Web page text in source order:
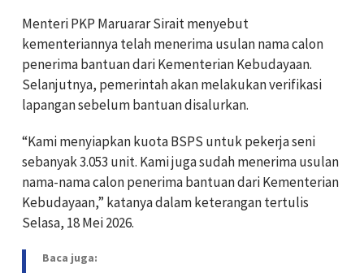
Menteri PKP Maruarar Sirait menyebut
kementeriannya telah menerima usulan nama calon
penerima bantuan dari Kementerian Kebudayaan.
Selanjutnya, pemerintah akan melakukan verifikasi
lapangan sebelum bantuan disalurkan.
“Kami menyiapkan kuota BSPS untuk pekerja seni
sebanyak 3.053 unit. Kami juga sudah menerima usulan
nama-nama calon penerima bantuan dari Kementerian
Kebudayaan,” katanya dalam keterangan tertulis
Selasa, 18 Mei 2026.
Baca juga: